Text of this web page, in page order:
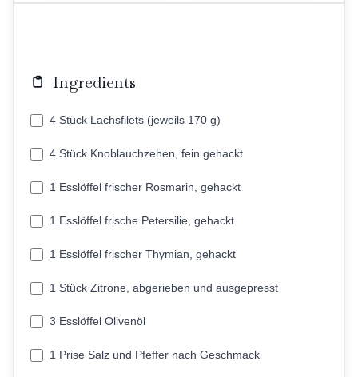
Ingredients
4 Stück Lachsfilets (jeweils 170 g)
4 Stück Knoblauchzehen, fein gehackt
1 Esslöffel frischer Rosmarin, gehackt
1 Esslöffel frische Petersilie, gehackt
1 Esslöffel frischer Thymian, gehackt
1 Stück Zitrone, abgerieben und ausgepresst
3 Esslöffel Olivenöl
1 Prise Salz und Pfeffer nach Geschmack